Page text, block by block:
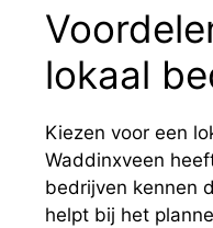
lokaal
Kiezen voor een
Waddinxveen
bedrijven kennen
helpt bij het